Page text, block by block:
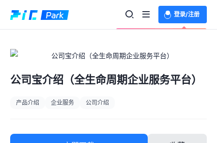
登录/注册
公司宝介绍（全生命周期企业服务平台）
产品介绍 企业服务 公司介绍